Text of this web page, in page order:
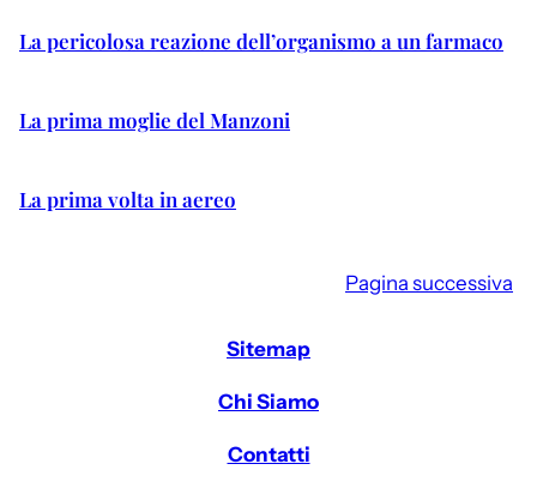
La pericolosa reazione dell’organismo a un farmaco
La prima moglie del Manzoni
La prima volta in aereo
Pagina successiva
Sitemap
Chi Siamo
Contatti